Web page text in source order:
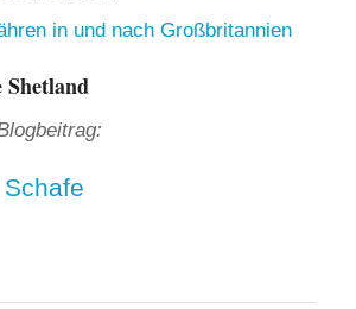
in und nach Großbritannien
Shetland